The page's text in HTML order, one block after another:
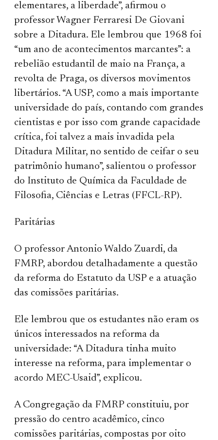
elementares, a liberdade”, afirmou o
professor Wagner Ferraresi De Giovani
sobre a Ditadura. Ele lembrou que 1968 foi
“um ano de acontecimentos marcantes”: a
rebelião estudantil de maio na França, a
revolta de Praga, os diversos movimentos
libertários. “A USP, como a mais importante
universidade do país, contando com grandes
cientistas e por isso com grande capacidade
crítica, foi talvez a mais invadida pela
Ditadura Militar, no sentido de ceifar o seu
patrimônio humano”, salientou o professor
do Instituto de Química da Faculdade de
Filosofia, Ciên­cias e Letras (FFCL-RP).
Paritárias
O professor Antonio Waldo Zuardi, da
FMRP, abordou detalhadamente a questão
da reforma do Estatuto da USP e a atuação
das comissões paritárias.
Ele lembrou que os estudantes não eram os
únicos interessados na reforma da
universidade: “A Ditadura tinha muito
interesse na reforma, para implementar o
acordo MEC-Usaid”, explicou.
A Congregação da FMRP constituiu, por
pressão do centro acadêmico, cinco
comissões paritárias, compostas por oito